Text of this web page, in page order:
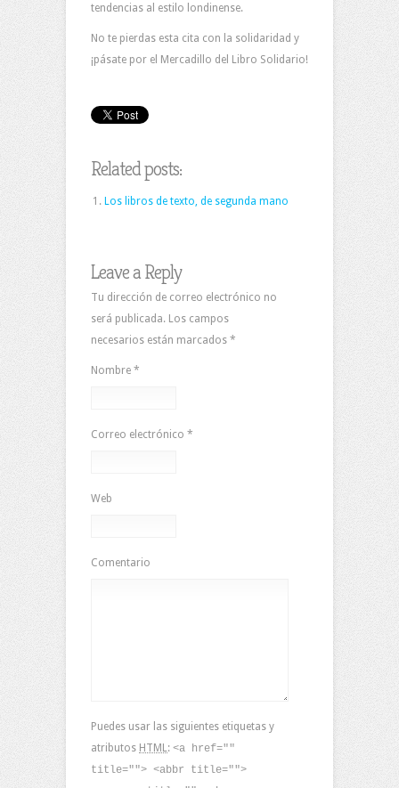
tendencias al estilo londinense.
No te pierdas esta cita con la solidaridad y
¡pásate por el Mercadillo del Libro Solidario!
Related posts:
Los libros de texto, de segunda mano
Leave a Reply
Tu dirección de correo electrónico no
será publicada. Los campos
necesarios están marcados *
Nombre *
Correo electrónico *
Web
Comentario
Puedes usar las siguientes etiquetas y
atributos HTML : <a href=""
title=""> <abbr title="">